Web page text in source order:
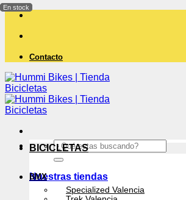
Saltar
contenido
Contacto
Buscar
por:
Nuestras tiendas
Specialized Valencia
BICICLETAS
BMX